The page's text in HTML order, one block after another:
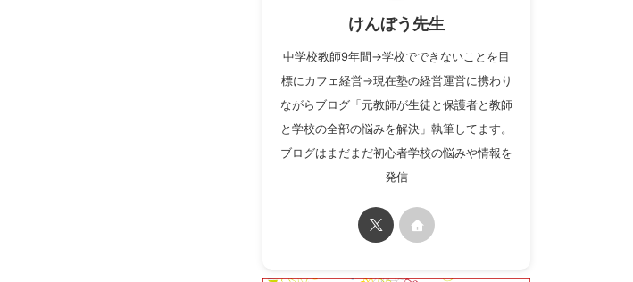
けんぼう先生
中学校教師9年間→学校でできないことを目
標にカフェ経営→現在塾の経営運営に携わり
ながらブログ「元教師が生徒と保護者と教師
と学校の全部の悩みを解決」執筆してます。
ブログはまだまだ初心者学校の悩みや情報を
発信